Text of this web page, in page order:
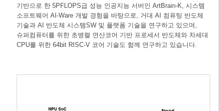
기반으로 한 5PFLOPS급 성능 인공지능 서버인 ArtBrain-K, 시스템
소프트웨어 AI-Ware 개발 경험을 바탕으로, 거대 AI 컴퓨팅 반도체
기술과 AI 반도체 시스템SW 및 플랫폼 기술을 연구하고 있으며,
슈퍼컴퓨터를 위한 초병렬 연산코어 기반 프로세서 반도체와 차세대
CPU를 위한 64bit RISC-V 코어 기술도 함께 연구하고 있습니다.